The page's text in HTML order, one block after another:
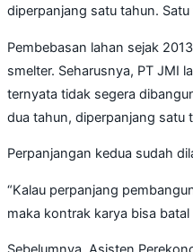
diperpanjang satu tahun.
Pembebasan lahan sejak
smelter. Seharusnya, PT JMI
ternyata tidak segera
dua tahun, diperpanjang satu
Perpanjangan kedua sudah
“Kalau perpanjang
maka kontrak karya bisa